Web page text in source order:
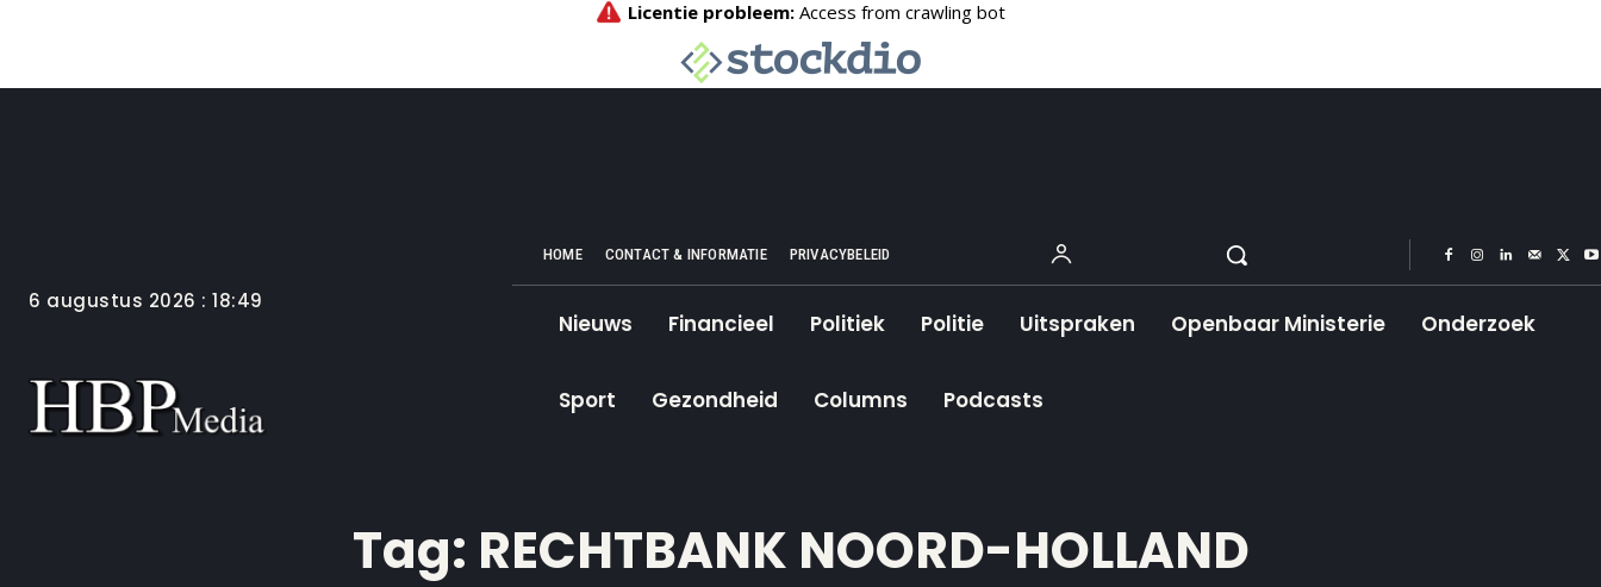
6 augustus 2026 : 18:49
HOME CONTACT & INFORMATIE PRIVACYBELEID
Nieuws Financieel Politiek Politie Uitspraken Openbaar Ministerie Onderzoek
Sport Gezondheid Columns Podcasts
Tag: RECHTBANK NOORD-HOLLAND